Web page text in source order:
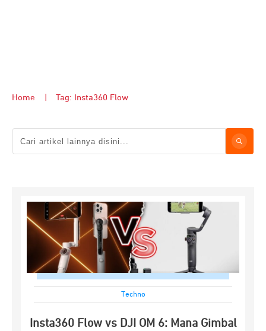
Home Tag: Insta360 Flow
Techno
Insta360 Flow vs DJI OM 6: Mana Gimbal